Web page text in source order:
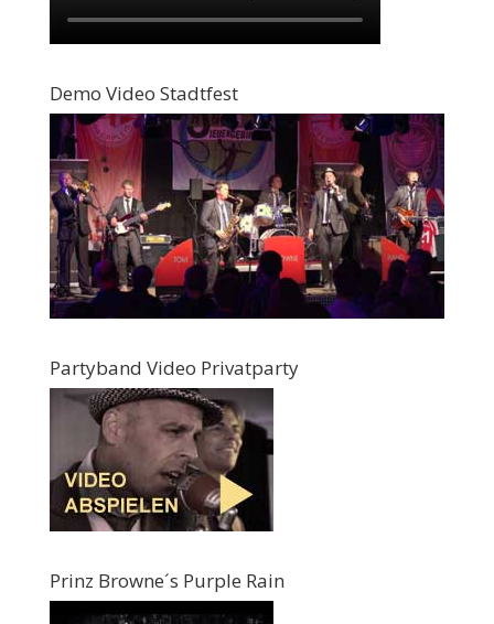
Demo Video Stadtfest
Partyband Video Privatparty
Prinz Browne´s Purple Rain